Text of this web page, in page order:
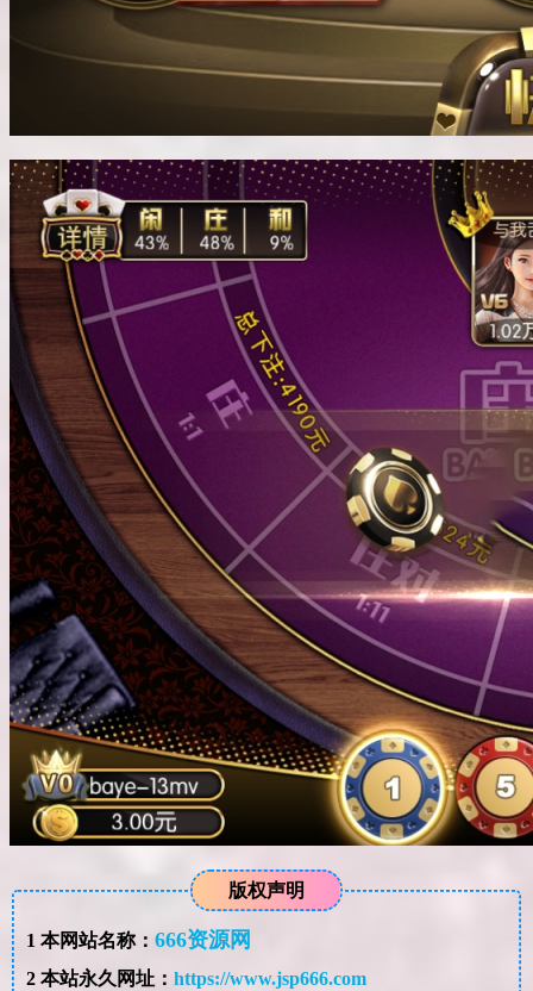
版权声明
1 本网站名称： 666资源网
2本站永久网址： https://www.jsp666.com